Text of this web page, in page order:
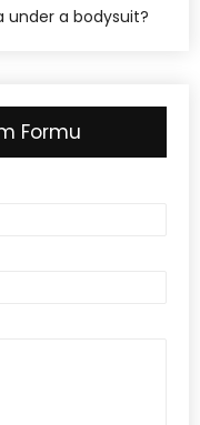
under a bodysuit?
Formu